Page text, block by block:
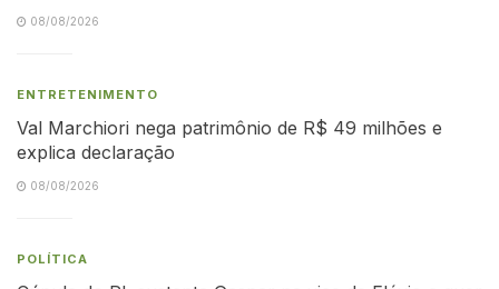
08/08/2026
ENTRETENIMENTO
Val Marchiori nega patrimônio de R$ 49 milhões e
explica declaração
08/08/2026
POLÍTICA